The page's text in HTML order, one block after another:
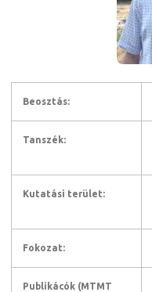
Beosztás:
Tanszék:
Kutatási terület:
Fokozat:
Publikácók (MTMT